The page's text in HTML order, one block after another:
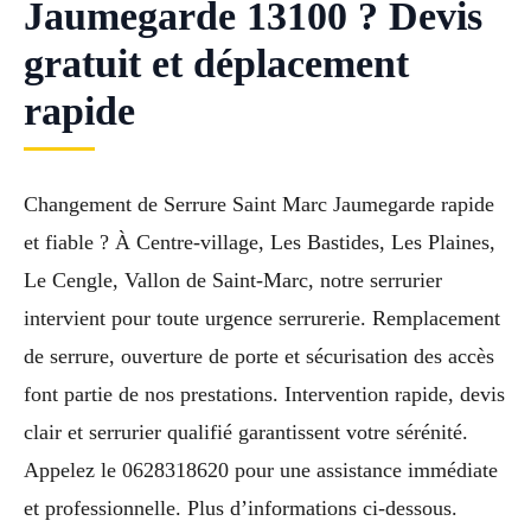
Jaumegarde 13100 ? Devis
gratuit et déplacement
rapide
Changement de Serrure Saint Marc Jaumegarde rapide
et fiable ? À Centre-village, Les Bastides, Les Plaines,
Le Cengle, Vallon de Saint-Marc, notre serrurier
intervient pour toute urgence serrurerie. Remplacement
de serrure, ouverture de porte et sécurisation des accès
font partie de nos prestations. Intervention rapide, devis
clair et serrurier qualifié garantissent votre sérénité.
Appelez le 0628318620 pour une assistance immédiate
et professionnelle. Plus d’informations ci-dessous.